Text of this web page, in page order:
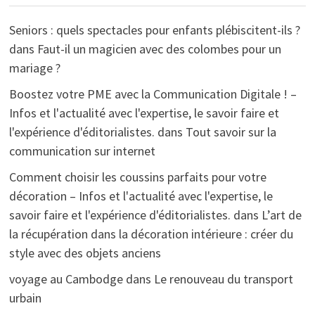
Seniors : quels spectacles pour enfants plébiscitent-ils ?
dans Faut-il un magicien avec des colombes pour un
mariage ?
Boostez votre PME avec la Communication Digitale ! –
Infos et l'actualité avec l'expertise, le savoir faire et
l'expérience d'éditorialistes. dans Tout savoir sur la
communication sur internet
Comment choisir les coussins parfaits pour votre
décoration – Infos et l'actualité avec l'expertise, le
savoir faire et l'expérience d'éditorialistes. dans L’art de
la récupération dans la décoration intérieure : créer du
style avec des objets anciens
voyage au Cambodgedans Le renouveau du transport
urbain